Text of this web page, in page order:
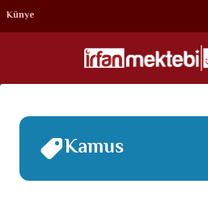
Künye
Kamus